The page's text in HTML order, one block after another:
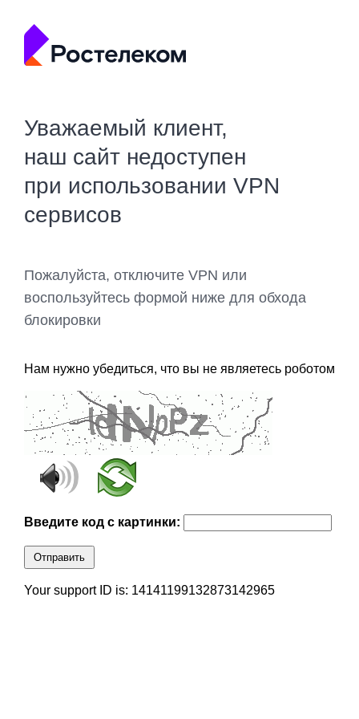
Уважаемый клиент,
наш сайт недоступен
при использовании VPN
сервисов
Пожалуйста, отключите VPN или
воспользуйтесь формой ниже для обхода
блокировки
Нам нужно убедиться, что вы не являетесь роботом
Введите код с картинки:
Отправить
Your support ID is: 14141199132873142965